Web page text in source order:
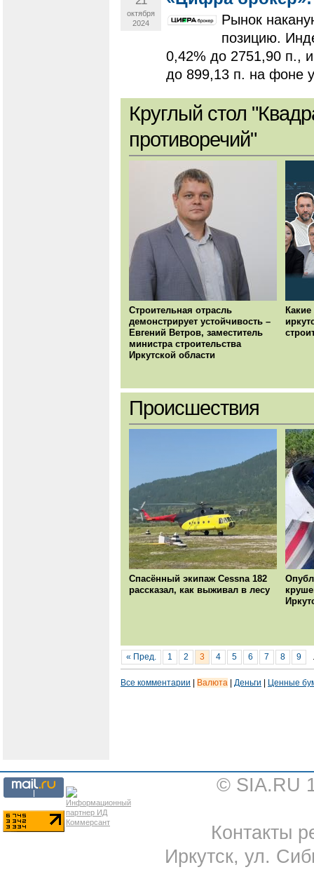
октября
2024
Рынок
позицию.
0,42% до 2751,90 п.,
до 899,13 п. на фоне
Круглый стол
противоречий"
Строительная отрасль
демонстрирует устойчивость –
Евгений Ветров, заместитель
министра строительства
Иркутской области
Происшествия
Спасённый экипаж Cessna 182
рассказал, как выживал в лесу
« Пред. 1 2 3 4 5 6 7 8 9
Все комментарии Валюта Деньги Ценные
© SIA.RU
Контакты
Иркутск, ул.